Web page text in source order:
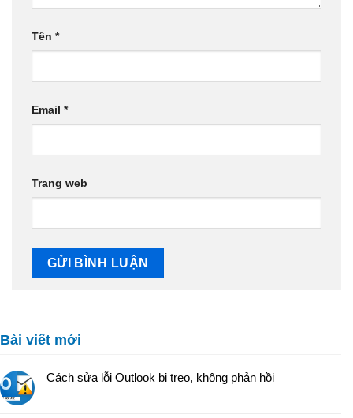
Tên *
Email *
Trang web
Bài viết mới
Cách sửa lỗi Outlook bị treo, không phản hồi